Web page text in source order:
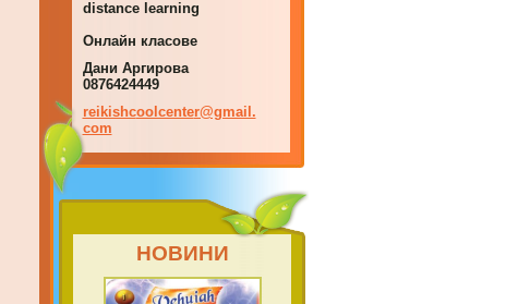
distance learning
Онлайн класове
Дани Аргирова
0876424449
reikishcoolcenter@gmail.
com
НОВИНИ